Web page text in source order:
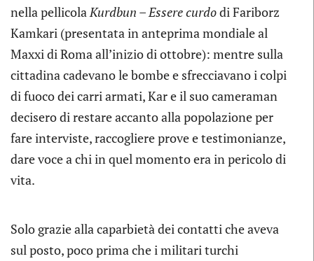
nella pellicolaKurdbun – Essere curdodi Fariborz
Kamkari (presentata in anteprima mondiale al
Maxxi di Roma all’inizio di ottobre): mentre sulla
cittadina cadevano le bombe e sfrecciavano i colpi
di fuoco dei carri armati, Kar e il suo cameraman
decisero di restare accanto alla popolazione per
fare interviste, raccogliere prove e testimonianze,
dare voce a chi in quel momento era in pericolo di
vita.
Solo grazie alla caparbietà dei contatti che aveva
sul posto, poco prima che i militari turchi